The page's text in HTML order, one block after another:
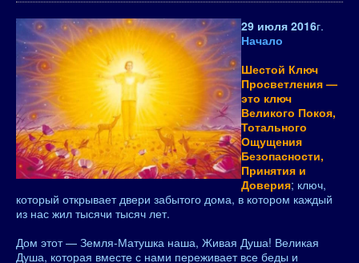
29 июля 2016г.
Начало
Шестой Ключ
Просветления —
это ключ
Великого Покоя,
Тотального
Ощущения
Безопасности,
Принятия и
Доверия; ключ,
который открывает двери забытого дома, в котором каждый
из нас жил тысячи тысяч лет.
Дом этот — Земля-Матушка наша, Живая Душа! Великая
Душа, которая вместе с нами переживает все беды и